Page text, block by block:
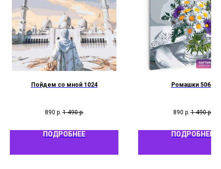
Пойдем со мной 1024
890 р. 1 490 р.
ПОДРОБНЕЕ
Ромашки 5068
890 р. 1 490 р.
ПОДРОБНЕЕ